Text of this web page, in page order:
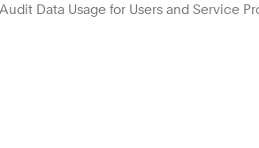
Data Usage for Users and Service